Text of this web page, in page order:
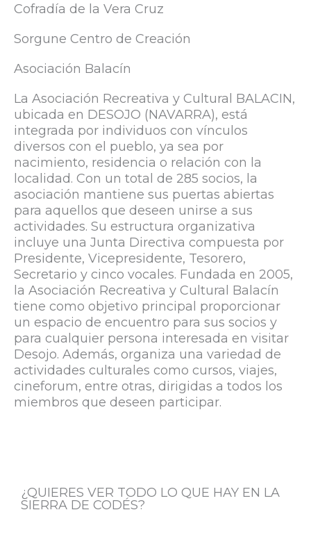
Cofradía de la Vera Cruz
Sorgune Centro de Creación
Asociación Balacín
La Asociación Recreativa y Cultural BALACIN,
ubicada en DESOJO (NAVARRA), está
integrada por individuos con vínculos
diversos con el pueblo, ya sea por
nacimiento, residencia o relación con la
localidad. Con un total de 285 socios, la
asociación mantiene sus puertas abiertas
para aquellos que deseen unirse a sus
actividades. Su estructura organizativa
incluye una Junta Directiva compuesta por
Presidente, Vicepresidente, Tesorero,
Secretario y cinco vocales. Fundada en 2005,
la Asociación Recreativa y Cultural Balacín
tiene como objetivo principal proporcionar
un espacio de encuentro para sus socios y
para cualquier persona interesada en visitar
Desojo. Además, organiza una variedad de
actividades culturales como cursos, viajes,
cineforum, entre otras, dirigidas a todos los
miembros que deseen participar.
w
i
¿QUIERES VER TODO LO QUE HAY EN LA
SIERRA DE CODÉS?